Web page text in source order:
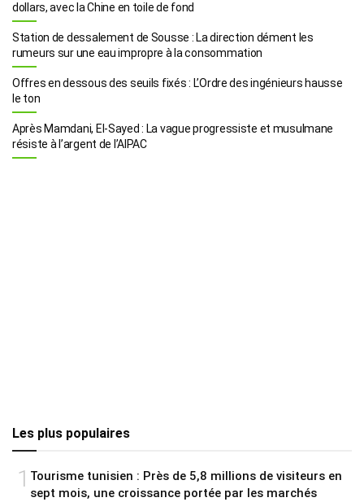
dollars, avec la Chine en toile de fond
Station de dessalement de Sousse : La direction dément les
rumeurs sur une eau impropre à la consommation
Offres en dessous des seuils fixés : L’Ordre des ingénieurs hausse
le ton
Après Mamdani, El-Sayed : La vague progressiste et musulmane
résiste à l’argent de l’AIPAC
Les plus populaires
1 Tourisme tunisien : Près de 5,8 millions de visiteurs en
sept mois, une croissance portée par les marchés